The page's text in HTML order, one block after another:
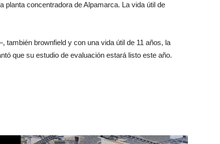
planta concentradora de Alpamarca. La vida útil de
también brownfield y con una vida útil de 11 años, la
que su estudio de evaluación estará listo este año.